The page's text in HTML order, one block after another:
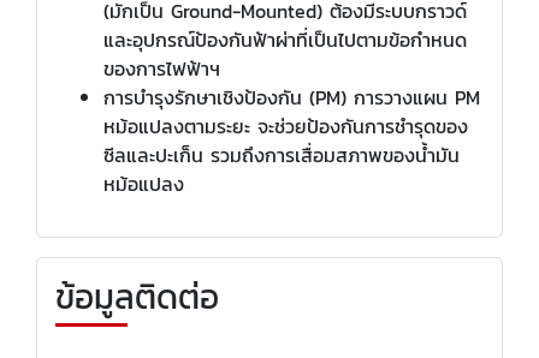
(มักเป็น Ground-Mounted) ต้องมีระบบกราวด์
และอุปกรณ์ป้องกันฟ้าผ่าที่เป็นไปตามข้อกำหนด
ของการไฟฟ้าฯ
การบำรุงรักษาเชิงป้องกัน (PM) การวางแผน PM
หม้อแปลงตามระยะ จะช่วยป้องกันการชำรุดของ
ซีลและปะเก็น รวมถึงการเสื่อมสภาพของน้ำมัน
หม้อแปลง
ข้อมูลติดต่อ